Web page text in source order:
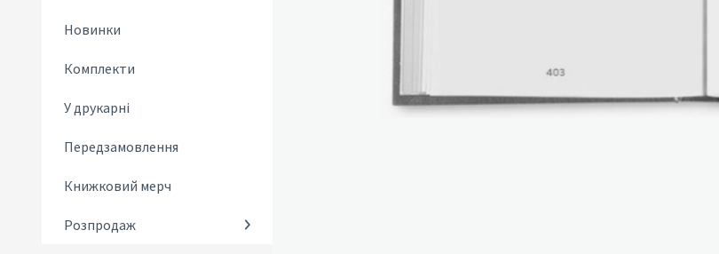
Новинки
Комплекти
У друкарні
Передзамовлення
Книжковий мерч
Розпродаж